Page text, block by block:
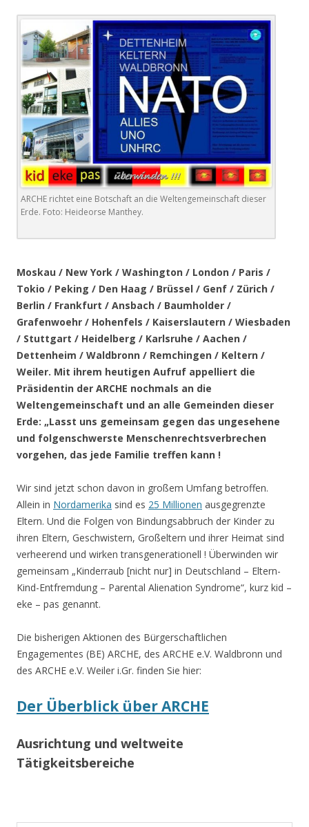
ARCHE richtet eine Botschaft an die Weltengemeinschaft dieser
Erde. Foto: Heideorse Manthey.
Moskau / New York / Washington / London / Paris /
Tokio / Peking / Den Haag / Brüssel / Genf / Zürich /
Berlin / Frankfurt / Ansbach / Baumholder /
Grafenwoehr / Hohenfels / Kaiserslautern / Wiesbaden
/ Stuttgart / Heidelberg / Karlsruhe / Aachen /
Dettenheim / Waldbronn / Remchingen / Keltern /
Weiler. Mit ihrem heutigen Aufruf appelliert die
Präsidentin der ARCHE nochmals an die
Weltengemeinschaft und an alle Gemeinden dieser
Erde: „Lasst uns gemeinsam gegen das ungesehene
und folgenschwerste Menschenrechtsverbrechen
vorgehen, das jede Familie treffen kann !
Wir sind jetzt schon davon in großem Umfang betroffen.
Allein in Nordamerika sind es 25 Millionen ausgegrenzte
Eltern. Und die Folgen von Bindungsabbruch der Kinder zu
ihren Eltern, Geschwistern, Großeltern und ihrer Heimat sind
verheerend und wirken transgenerationell ! Überwinden wir
gemeinsam „Kinderraub [nicht nur] in Deutschland – Eltern-
Kind-Entfremdung – Parental Alienation Syndrome“, kurz kid –
eke – pas genannt.
Die bisherigen Aktionen des Bürgerschaftlichen
Engagementes (BE) ARCHE, des ARCHE e.V. Waldbronn und
des ARCHE e.V. Weiler i.Gr. finden Sie hier:
Der Überblick über ARCHE
Ausrichtung und weltweite
Tätigkeitsbereiche